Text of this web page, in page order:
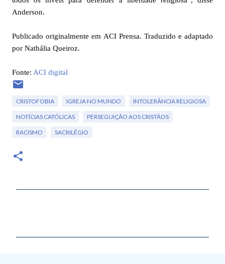
Anderson.
Publicado originalmente em ACI Prensa. Traduzido e adaptado
por Nathália Queiroz.
Fonte: ACI digital
CRISTOFOBIA IGREJA NO MUNDO INTOLERÂNCIA RELIGIOSA
NOTÍCIAS CATÓLICAS PERSEGUIÇÃO AOS CRISTÃOS
RACISMO SACRILÉGIO